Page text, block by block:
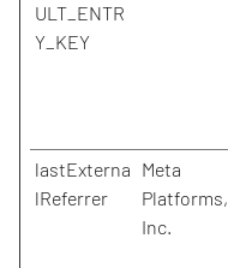
ULT_ENTR
Y_KEY
lastExterna
lReferrer
Meta
Platforms,
Inc.